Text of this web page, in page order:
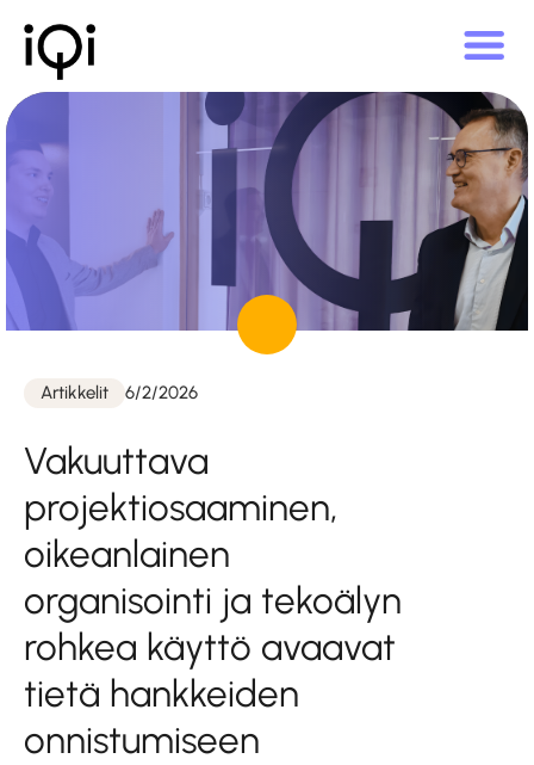
Kategoriat
Artikkelit Julkaistu
6/2/2026
Vakuuttava
projektiosaaminen,
oikeanlainen
organisointi ja tekoälyn
rohkea käyttö avaavat
tietä hankkeiden
onnistumiseen